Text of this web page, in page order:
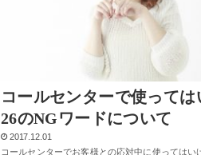
コールセンターで使っては
26のNGワードについて
2017.12.01
コールセンターでお客様との応対中に使ってはい